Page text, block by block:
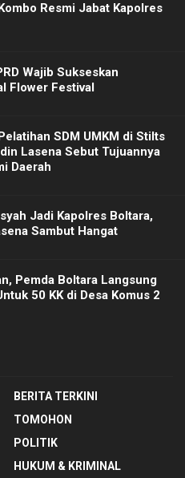
Resmi Jabat Kapolres
Wajib Sukseskan
Flower Festival
SDM UMKM di Stilts
Lasena Sebut Tujuannya
Daerah
Jadi Kapolres Boltara,
Sambut Hangat
Pemda Boltara Langsung
50 KK di Desa Komus 2
BERITA TERKINI
TOMOHON
POLITIK
HUKUM & KRIMINAL